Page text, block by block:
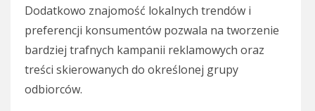
Dodatkowo znajomość lokalnych trendów i
preferencji konsumentów pozwala na tworzenie
bardziej trafnych kampanii reklamowych oraz
treści skierowanych do określonej grupy
odbiorców.